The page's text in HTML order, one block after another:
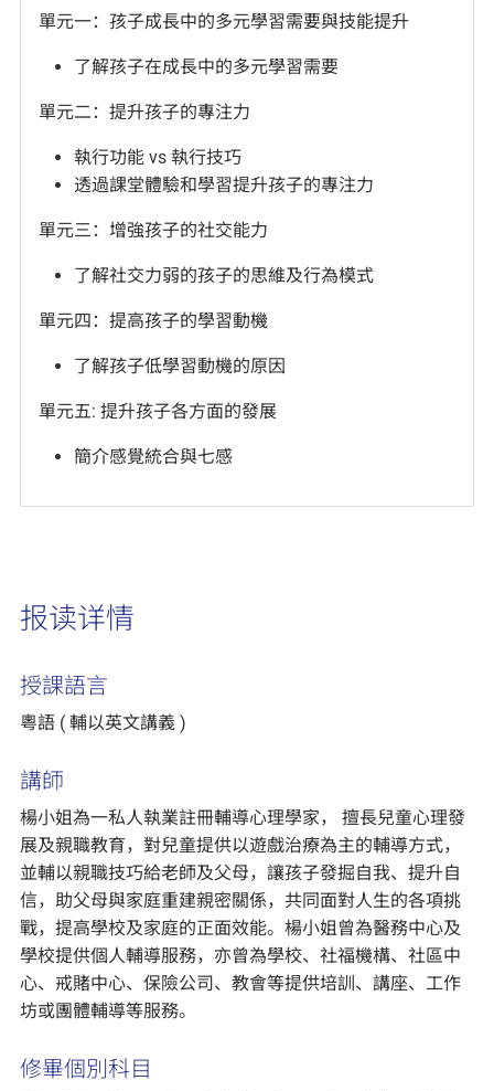
單元一：孩子成長中的多元學習需要與技能提升
了解孩子在成長中的多元學習需要
單元二：提升孩子的專注力
執行功能 vs 執行技巧
透過課堂體驗和學習提升孩子的專注力
單元三：增強孩子的社交能力
了解社交力弱的孩子的思維及行為模式
單元四：提高孩子的學習動機
了解孩子低學習動機的原因
單元五: 提升孩子各方面的發展
簡介感覺統合與七感
报读详情
授課語言
粵語 ( 輔以英文講義 )
講師
楊小姐為一私人執業註冊輔導心理學家， 擅長兒童心理發
展及親職教育，對兒童提供以遊戲治療為主的輔導方式，
並輔以親職技巧給老師及父母，讓孩子發掘自我、提升自
信，助父母與家庭重建親密關係，共同面對人生的各項挑
戰，提高學校及家庭的正面效能。楊小姐曾為醫務中心及
學校提供個人輔導服務，亦曾為學校、社福機構、社區中
心、戒賭中心、保險公司、教會等提供培訓、講座、工作
坊或團體輔導等服務。
修畢個別科目